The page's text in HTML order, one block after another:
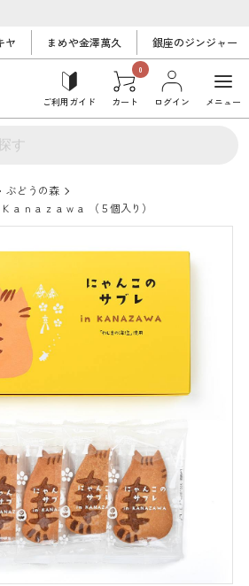
ヤ まめや金澤萬久 銀座のジンジャー
ご利用ガイド
0
カート ログイン メニュー
ぶどうの森
ｎａｚａｗａ （５個入り）